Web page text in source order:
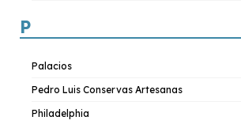
P
Palacios
Pedro Luis Conservas Artesanas
Philadelphia